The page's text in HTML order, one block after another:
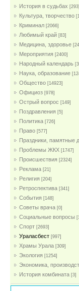
История в судьбах [293]
Культура, творчество
Криминал [2066]
Любимый край [83]
Медицина, здоровье
Мероприятия [2400]
Народный календарь
Наука, образование
Общество [14923]
Официоз [978]
Острый вопрос [149]
Поздравления [5]
Политика [726]
Право [577]
Праздники, памятные
Проблемы ЖКХ [1747]
Проиcшествия [2324]
Реклама [21]
Религия [204]
Ретроспектива [341]
События [148]
Советы врача [0]
Социальные вопросы
Спорт [2693]
Ураласбест [997]
Храмы Урала [309]
Экология [1254]
Экономика,
История комбината [3]